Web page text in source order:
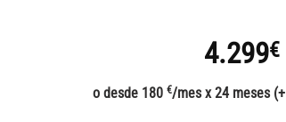
4.299€
o desde 180 €/mes x 24 meses (+